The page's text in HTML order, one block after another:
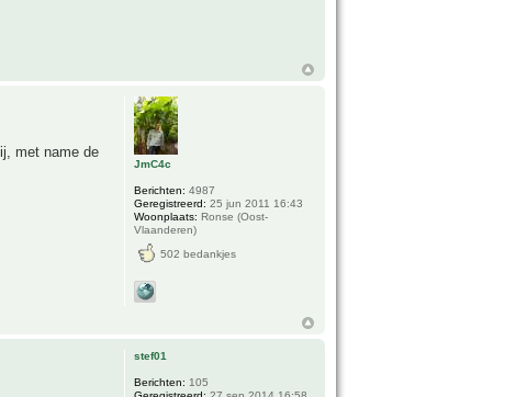
met name de
JmC4c
Berichten: 4987
Geregistreerd: 25 jun 2011 16:43
Woonplaats: Ronse (Oost-
Vlaanderen)
502 bedankjes
stef01
Berichten: 105